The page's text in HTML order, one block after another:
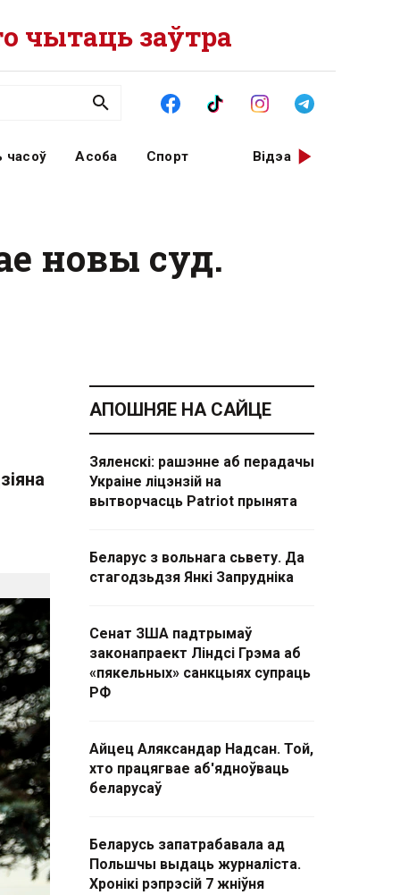
чытаць заўтра
часоў Асоба Спорт Відэа
новы суд.
АПОШНЯЕ НА САЙЦЕ
Зяленскі: рашэнне аб перадачы
Украіне ліцэнзій на
вытворчасць Patriot прынята
Беларус з вольнага сьвету. Да
стагодзьдзя Янкі Запрудніка
Сенат ЗША падтрымаў
законапраект Ліндсі Грэма аб
«пякельных» санкцыях супраць
РФ
Айцец Аляксандар Надсан. Той,
хто працягвае аб'ядноўваць
беларусаў
Беларусь запатрабавала ад
Польшчы выдаць журналіста.
Хронікі рэпрэсій 7 жніўня